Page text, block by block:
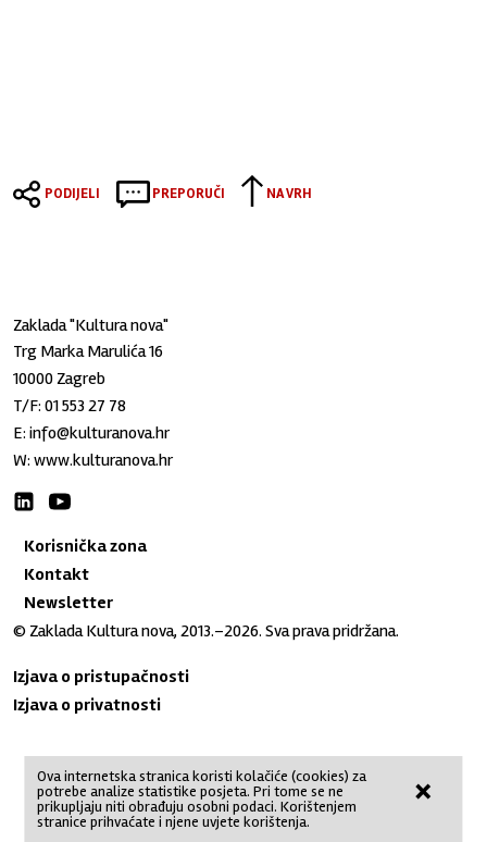
PODIJELI PREPORUČI NA VRH
Zaklada "Kultura nova"
Trg Marka Marulića 16
10000 Zagreb
T/F:01 553 27 78
E:info@kulturanova.hr
W:www.kulturanova.hr
Korisnička zona
Kontakt
Newsletter
© Zaklada Kultura nova, 2013.–2026. Sva prava pridržana.
Izjava o pristupačnosti
Izjava o privatnosti
No Result Website Carbon ×
Ova internetska stranica koristi kolačiće (cookies) za
potrebe analize statistike posjeta. Pri tome se ne
prikupljaju niti obrađuju osobni podaci. Korištenjem
stranice prihvaćate i njene uvjete korištenja.